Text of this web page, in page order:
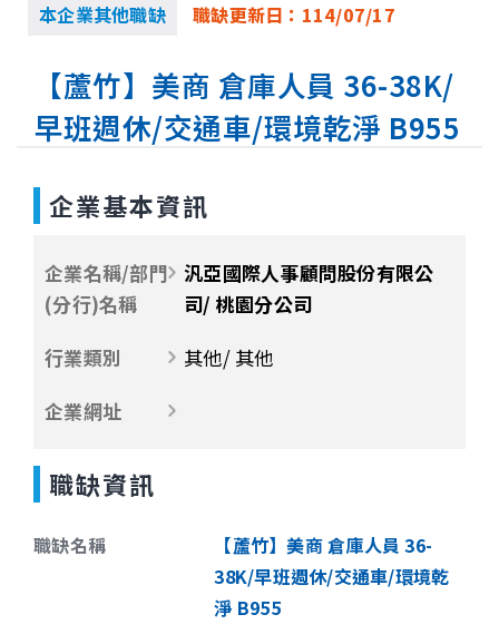
本企業其他職缺
職缺更新日： 114/07/17
【蘆竹】美商 倉庫人員 36-38K/
早班週休/交通車/環境乾淨 B955
企業基本資訊
企業名稱/部門
(分行)名稱
汎亞國際人事顧問股份有限公
司/ 桃園分公司
行業類別
其他/ 其他
企業網址
職缺資訊
職缺名稱
【蘆竹】美商 倉庫人員 36-
38K/早班週休/交通車/環境乾
淨 B955